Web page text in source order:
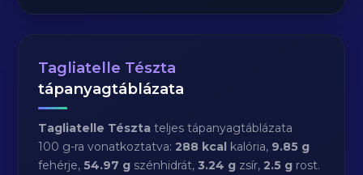
Tagliatelle Tészta
tápanyagtáblázata
Tagliatelle Tészta teljes tápanyagtáblázata
100 g-ra vonatkoztatva:288 kcal kalória, 9.85 g
fehérje,54.97 g szénhidrát,3.24 g zsír,2.5 g rost.